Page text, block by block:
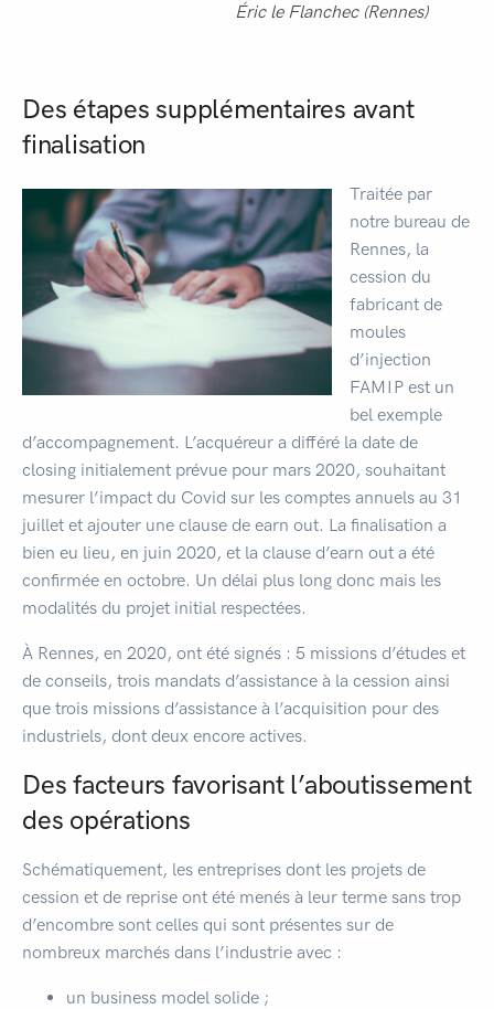
Éric le Flanchec (Rennes)
Des étapes supplémentaires avant
finalisation
Traitée par
notre bureau de
Rennes, la
cession du
fabricant de
moules
d’injection
FAMIP est un
bel exemple
d’accompagnement. L’acquéreur a différé la date de
closing initialement prévue pour mars 2020, souhaitant
mesurer l’impact du Covid sur les comptes annuels au 31
juillet et ajouter une clause de earn out. La finalisation a
bien eu lieu, en juin 2020, et la clause d’earn out a été
confirmée en octobre. Un délai plus long donc mais les
modalités du projet initial respectées.
À Rennes, en 2020, ont été signés : 5 missions d’études et
de conseils, trois mandats d’assistance à la cession ainsi
que trois missions d’assistance à l’acquisition pour des
industriels, dont deux encore actives.
Des facteurs favorisant l’aboutissement
des opérations
Schématiquement, les entreprises dont les projets de
cession et de reprise ont été menés à leur terme sans trop
d’encombre sont celles qui sont présentes sur de
nombreux marchés dans l’industrie avec :
un business model solide ;